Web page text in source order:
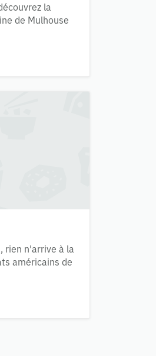
la
de Mulhouse
rien n'arrive à la
américains de